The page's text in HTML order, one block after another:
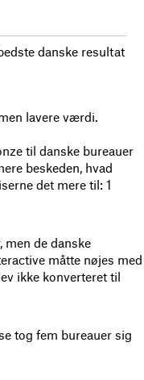
danske resultat
lavere værdi.
til danske bureauer
beskeden, hvad
det mere til: 1
men de danske
måtte nøjes med
ikke konverteret til
tog fem bureauer sig